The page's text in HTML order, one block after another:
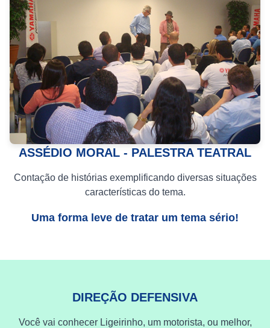
ASSÉDIO MORAL - PALESTRA TEATRAL
Contação de histórias exemplificando diversas situações
características do tema.
Uma forma leve de tratar um tema sério!
DIREÇÃO DEFENSIVA
Você vai conhecer Ligeirinho, um motorista, ou melhor,